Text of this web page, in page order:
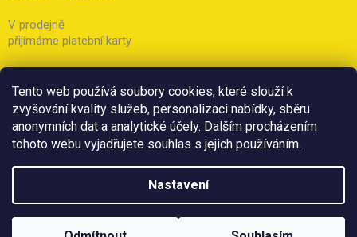
Tento web používá soubory cookies, které slouží k
zvyšování kvality služeb, personalizaci nabídky, sběru
anonymních dat a analytické účely. Dalším procházením
tohoto webu vyjadřujete souhlas s jejich používáním.
Nastavení
V prodejně
přijímáme platební karty